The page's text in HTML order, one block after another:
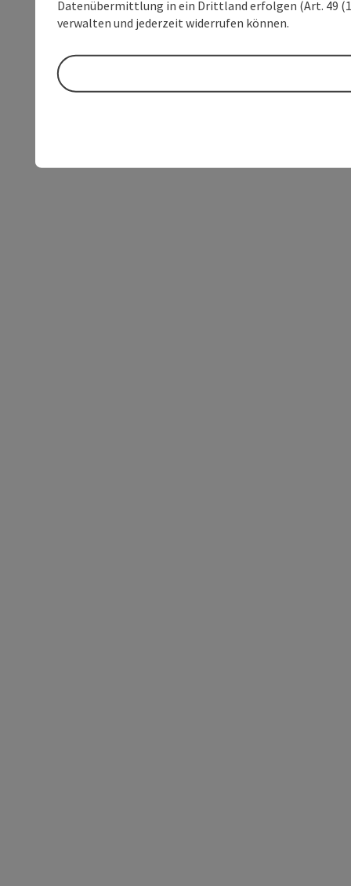
Datenübermittlung in ein Drittland erfolgen (Art. 49
verwalten und jederzeit widerrufen können.